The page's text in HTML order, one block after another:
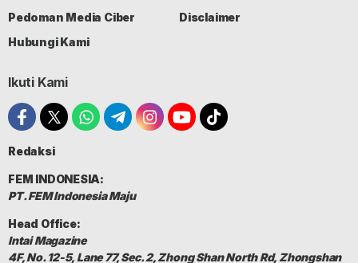
Pedoman Media Ciber
Disclaimer
Hubungi Kami
Ikuti Kami
Redaksi
FEM INDONESIA:
PT. FEM Indonesia Maju
Head Office:
Intai Magazine
4F, No. 12-5, Lane 77, Sec. 2, Zhong Shan North Rd, Zhongshan